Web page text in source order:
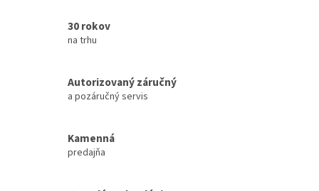
30 rokov
na trhu
Autorizovaný záručný
a pozáručný servis
Kamenná
predajňa